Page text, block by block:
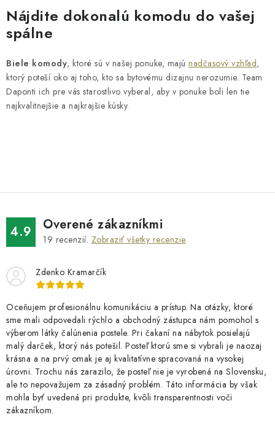
v
l
á
d
a
c
i
v
ý
p
i
s
Nájdite dokonalú komodu do vašej
spálne
Biele komody, ktoré sú v našej ponuke, majú nadčasový vzhľad,
ktorý poteší oko aj toho, kto sa bytovému dizajnu nerozumie. Team
Daponti ich pre vás starostlivo vyberal, aby v ponuke boli len tie
najkvalitnejšie a najkrajšie kúsky.
4.9 Overené zákazníkmi
19 recenzií. Zobraziť všetky recenzie
Zdenko Kramarčík
Oceňujem profesionálnu komunikáciu a prístup. Na otázky, ktoré
sme mali odpovedali rýchlo a obchodný zástupca nám pomohol s
výberom látky čalúnenia postele. Pri čakaní na nábytok posielajú
malý darček, ktorý nás potešil. Posteľ ktorú sme si vybrali je naozaj
krásna a na prvý omak je aj kvalitatívne spracovaná na vysokej
úrovni. Trochu nás zarazilo, že posteľ nie je vyrobená na Slovensku,
ale to nepovažujem za zásadný problém. Táto informácia by však
mohla byť uvedená pri produkte, kvôli transparentnosti voči
zákazníkom.